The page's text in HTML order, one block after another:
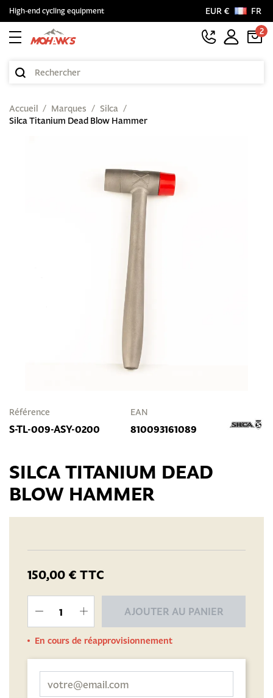
High-end cycling equipment EUR €
FR
2
Accueil Marques
Silca
Silca Titanium Dead Blow Hammer
Référence
S-TL-009-ASY-0200
EAN
810093161089
SILCA TITANIUM DEAD
BLOW HAMMER
150,00 € TTC
AJOUTER AU PANIER
En cours de réapprovisionnement